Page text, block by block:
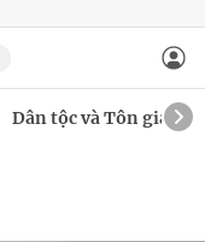
Dân tộc và Tôn giáo